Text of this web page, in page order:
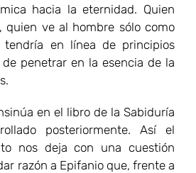
hacia la eternidad. Quien
quien ve al hombre sólo como
tendría en línea de principios
penetrar en la esencia de la
en el libro de la Sabiduría
posteriormente. Así el
nos deja con una cuestión
razón a Epifanio que, frente a